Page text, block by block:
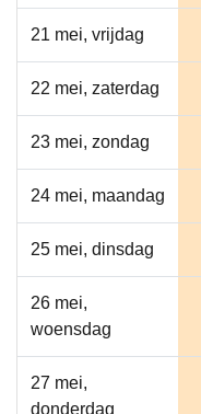
21 mei, vrijdag
22 mei, zaterdag
23 mei, zondag
24 mei, maandag
25 mei, dinsdag
26 mei,
woensdag
27 mei,
donderdag